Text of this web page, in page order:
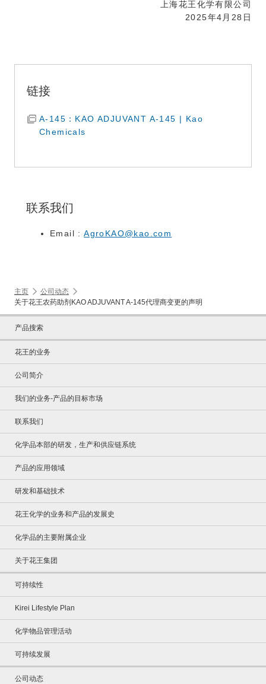
上海花王化学有限公司
2025年4月28日
链接
A-145：KAO ADJUVANT A-145 | Kao
Chemicals
联系我们
Email :AgroKAO@kao.com
主页
公司动态
关于花王农药助剂KAO ADJUVANT A-145代理商变更的声明
产品搜索
花王的业务
公司简介
我们的业务-产品的目标市场
联系我们
化学品本部的研发，生产和供应链系统
产品的应用领域
研发和基础技术
花王化学的业务和产品的发展史
化学品的主要附属企业
关于花王集团
可持续性
Kirei Lifestyle Plan
化学物品管理活动
可持续发展
公司动态